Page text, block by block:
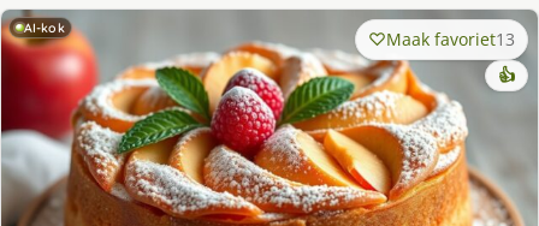
AI-kok Maak favoriet13
👍